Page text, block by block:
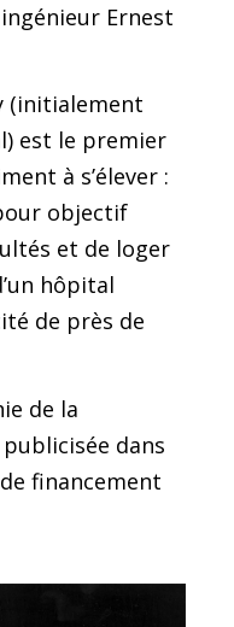
Ernest
(initialement
est le premier
à s’élever :
objectif
et de loger
hôpital
de près de
de la
dans
financement